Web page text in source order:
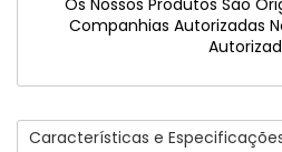
Os Nossos Produtos São
Companhias Autorizadas
Características e